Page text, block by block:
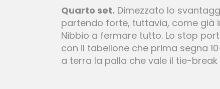
Quarto set. Dimezzato lo
partendo forte, tuttavia, come già
Nibbio a fermare tutto. Lo stop
con il tabellone che prima segna
a terra la palla che vale il tie-break